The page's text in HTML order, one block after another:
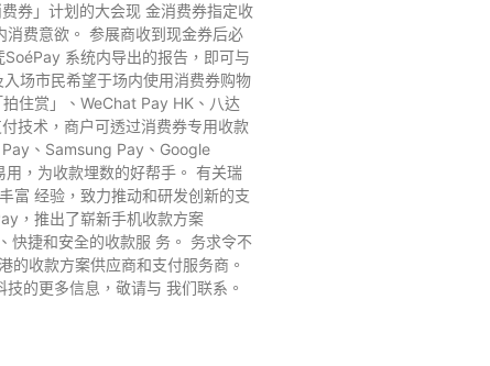
券」计划的⼤会现 ⾦消费券指定收
费意欲。 参展商收到现⾦券后必
系统内导出的报告，即可与
场市⺠希望于场内使⽤消费券购物
住赏」、WeChat Pay HK、八达
技术，商户可透过消费券专⽤收款
、Samsung Pay、Google
，为收款埋数的好帮⼿。 有关瑞
富 经验，致⼒推动和研发创新的⽀
，推出了崭新⼿机收款⽅案
快捷和安全的收款服 务。 务求令不
收款⽅案供应商和⽀付服务商。
的更多信息，敬请与 我们联系。